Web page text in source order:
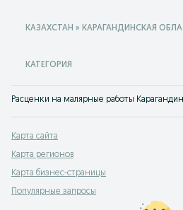
КАЗАХСТАН » КАРАГАНДИНСКАЯ
КАТЕГОРИЯ
Карта сайта
Карта регионов
Карта бизнес-страницы
Популярные запросы